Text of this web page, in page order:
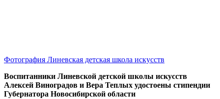
Фотография Линевская детская школа искусств
Воспитанники Линевской детской школы искусств
Алексей Виноградов и Вера Теплых удостоены стипендии
Губернатора Новосибирской области